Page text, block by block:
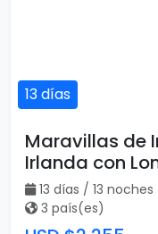
13 días
Maravillas de
Irlanda con
13 días / 13 noches
3 país(es)